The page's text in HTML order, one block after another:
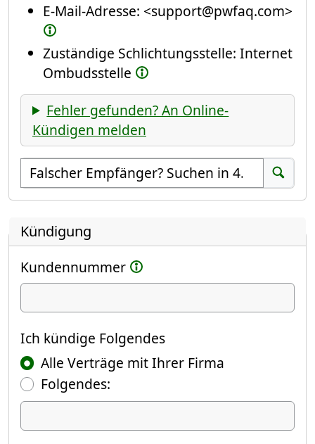
E-Mail-Adresse: <support@pwfaq.com>
Zuständige Schlichtungsstelle: Internet
Ombudsstelle
Fehler gefunden? An Online-
Kündigen melden
Empfänger suchen
Suchen
Kündigung
Kundennummer
Ich kündige
Ich kündige Folgendes
Alle Verträge mit Ihrer Firma
Folgendes:
Ich kündige Folgendes